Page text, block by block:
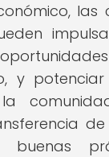
las
y
de
buenas